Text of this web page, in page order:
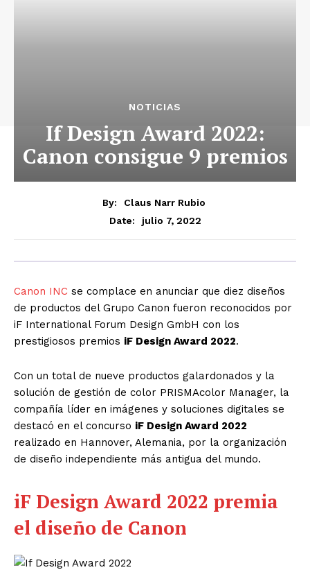
NOTICIAS
If Design Award 2022:
Canon consigue 9 premios
By:
Claus Narr Rubio
Date:
julio 7, 2022
Canon INC se complace en anunciar que diez diseños
de productos del Grupo Canon fueron reconocidos por
iF International Forum Design GmbH con los
prestigiosos premios iF Design Award 2022.
Con un total de nueve productos galardonados y la
solución de gestión de color PRISMAcolor Manager, la
compañía líder en imágenes y soluciones digitales se
destacó en el concurso iF Design Award 2022
realizado en Hannover, Alemania, por la organización
de diseño independiente más antigua del mundo.
iF Design Award 2022 premia
el diseño de Canon